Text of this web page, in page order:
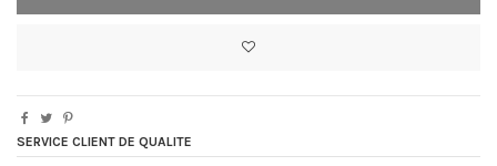
SERVICE CLIENT DE QUALITE